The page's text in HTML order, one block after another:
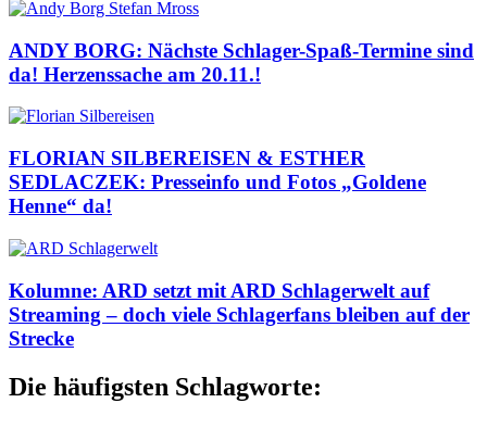
ANDY BORG: Nächste Schlager-Spaß-Termine sind
da! Herzenssache am 20.11.!
FLORIAN SILBEREISEN & ESTHER
SEDLACZEK: Presseinfo und Fotos „Goldene
Henne“ da!
Kolumne: ARD setzt mit ARD Schlagerwelt auf
Streaming – doch viele Schlagerfans bleiben auf der
Strecke
Die häufigsten Schlagworte: